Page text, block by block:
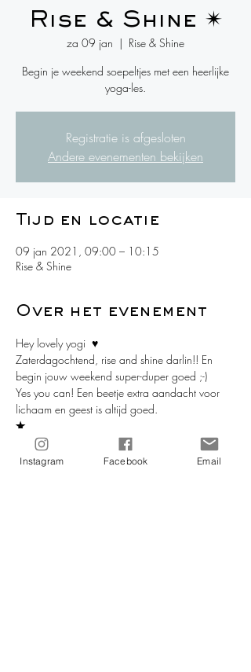
Rise & Shine ✴
za 09 jan
  |
Rise & Shine
Begin je weekend soepeltjes met een heerlijke
yoga-les.
Registratie is afgesloten
Andere evenementen bekijken
Tijd en locatie
09 jan 2021, 09:00 – 10:15
Rise & Shine
Over het evenement
Hey lovely yogi  ♥
Zaterdagochtend, rise and shine darlin!! En
begin jouw weekend super-duper goed ;-)
Yes you can! Een beetje extra aandacht voor
lichaam en geest is altijd goed.
✭
De yogahoudingen en bewegingen helpen je
lichaam fit te blijven en de meditatieve
Instagram Facebook Email